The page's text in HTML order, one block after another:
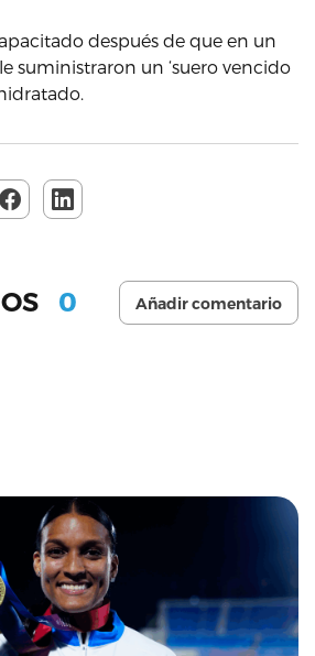
después de que en un
suministraron un ‘suero vencido
0 Añadir comentario